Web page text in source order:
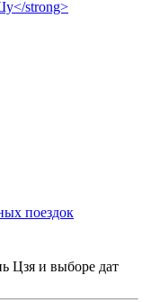
поездок
Цзя и выборе дат